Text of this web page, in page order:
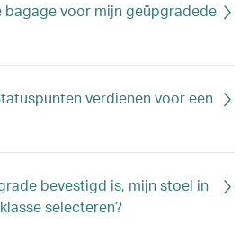
bagage voor mijn geüpgradede
verdienen voor een
bevestigd is, mijn stoel in
selecteren?